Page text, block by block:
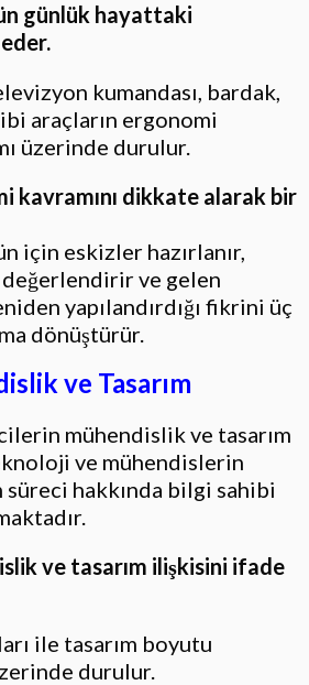
günlük hayattaki
kumandası, bardak,
araçların ergonomi
üzerinde durulur.
kavramını dikkate alarak bir
için eskizler hazırlanır,
değerlendirir ve gelen
yapılandırdığı fikrini üç
dönüştürür.
ve Tasarım
mühendislik ve tasarım
ve mühendislerin
süreci hakkında bilgi sahibi
ve tasarım ilişkisini ifade
ile tasarım boyutu
durulur.